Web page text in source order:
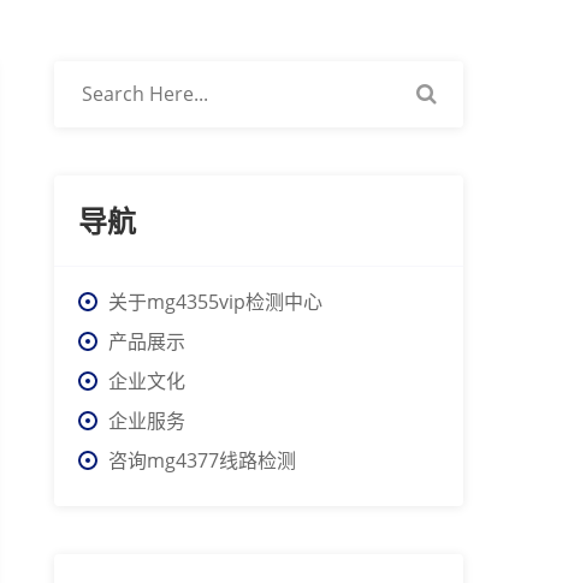
导航
关于mg4355vip检测中心
产品展示
企业文化
企业服务
咨询mg4377线路检测